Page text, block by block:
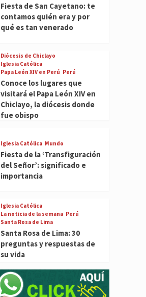
Fiesta de San Cayetano: te
contamos quién era y por
qué es tan venerado
Diócesis de Chiclayo
Iglesia Católica
Papa León XIV en Perú Perú
Conoce los lugares que
visitará el Papa León XIV en
Chiclayo, la diócesis donde
fue obispo
Iglesia Católica Mundo
Fiesta de la ‘Transfiguración
del Señor’: significado e
importancia
Iglesia Católica
La noticia de la semana Perú
Santa Rosa de Lima
Santa Rosa de Lima: 30
preguntas y respuestas de
su vida